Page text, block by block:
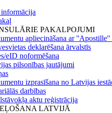
PAKALPOJUMI
apliecināšana ar ''Apostille''
deklarēšana ārvalstīs
eID noformēšana
pilsonības jautājumi
izprasīšana no Latvijas
darbības
aktu reģistrācija
LATVIJĀ